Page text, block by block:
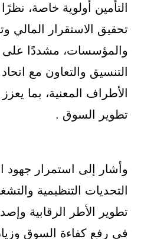
التأمين أولوية خاصة،
تحقيق الاستقرار المالي
والمؤسسات، مشددًا على
التنسيق والتعاون مع
الأطراف المعنية، بما
تطوير السوق .
وأشار إلى استمرار جهود
التحديات التنظيمية
تطوير الأطر الرقابية
في رفع كفاءة السوق